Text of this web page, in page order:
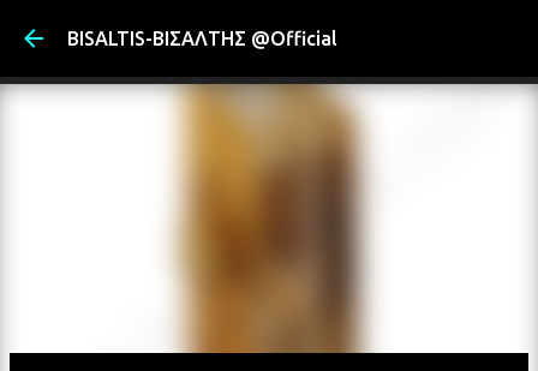
BISALTIS-ΒΙΣΑΛΤΗΣ @Official